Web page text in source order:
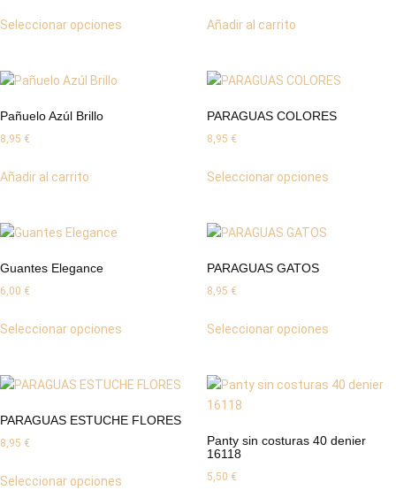
Seleccionar opciones Añadir al carrito
Pañuelo Azúl Brillo
8,95 €
Añadir al carrito
PARAGUAS COLORES
8,95 €
Seleccionar opciones
Guantes Elegance
6,00 €
Seleccionar opciones
PARAGUAS GATOS
8,95 €
Seleccionar opciones
PARAGUAS ESTUCHE FLORES
8,95 €
Seleccionar opciones
Panty sin costuras 40 denier
16118
5,50 €